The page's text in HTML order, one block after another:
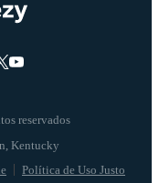
reservados
Política de Uso Justo